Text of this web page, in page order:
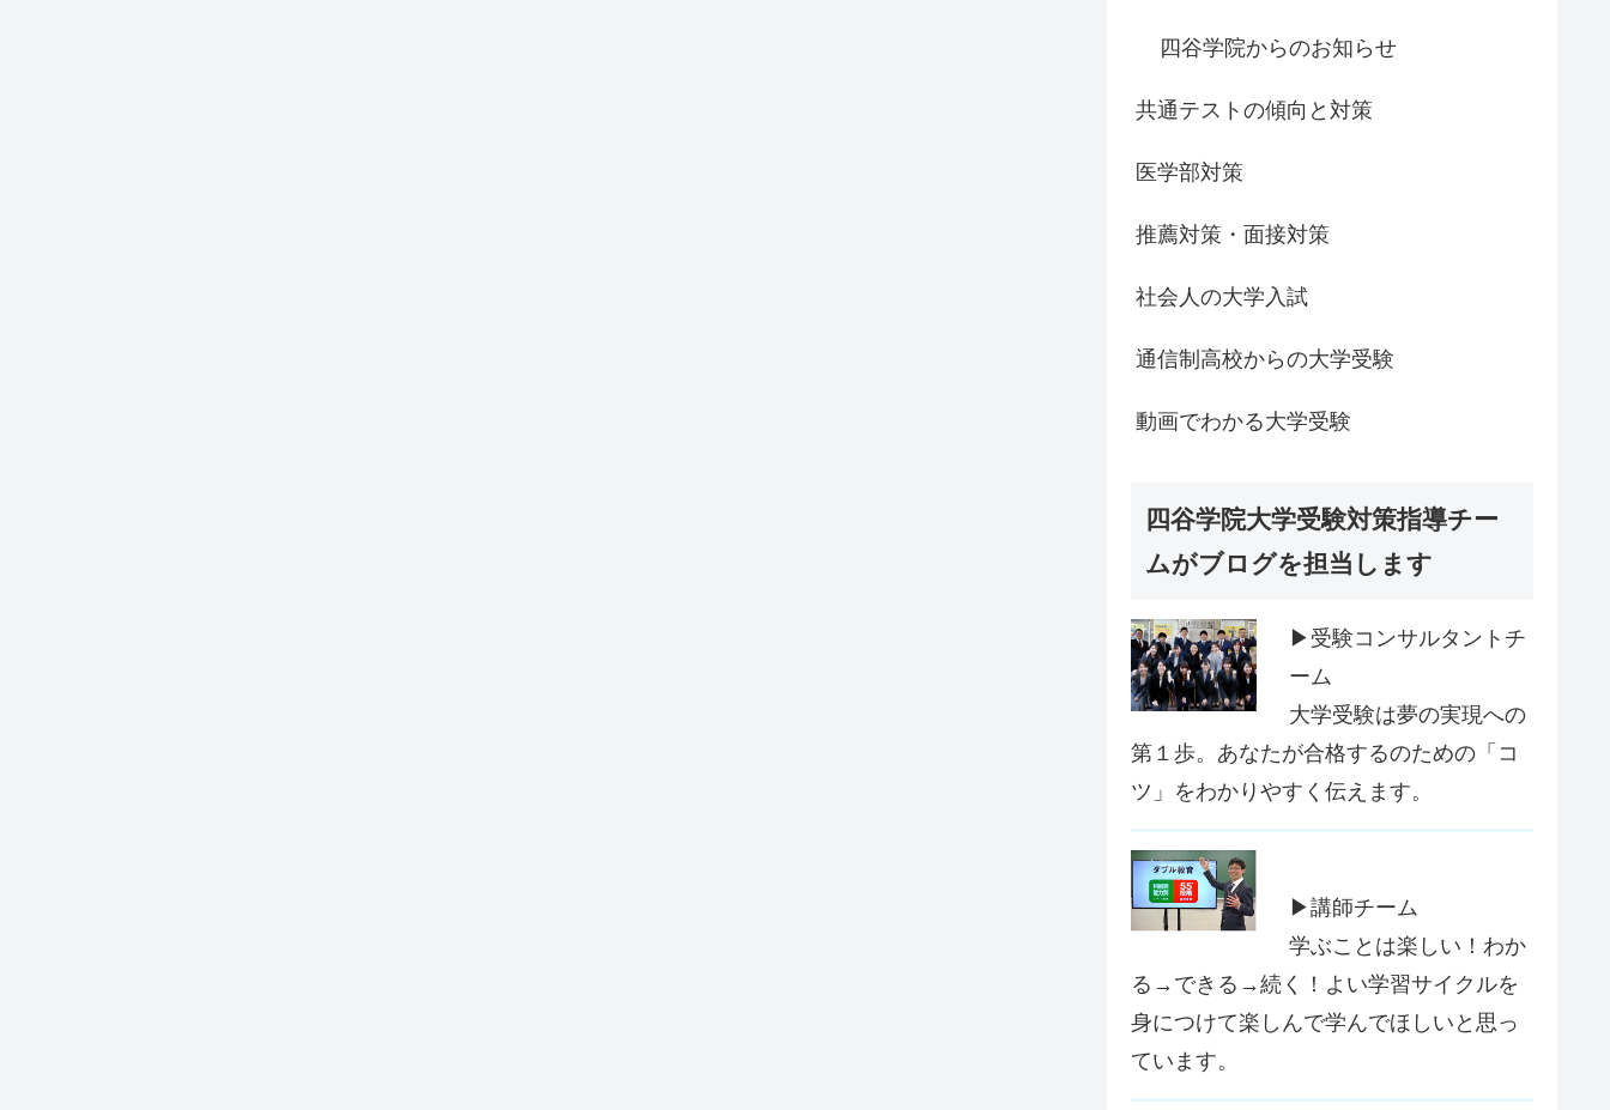
四谷学院からのお知らせ
共通テストの傾向と対策
医学部対策
推薦対策・面接対策
社会人の大学入試
通信制高校からの大学受験
動画でわかる大学受験
四谷学院大学受験対策指導チー
ムがブログを担当します
▶受験コンサルタントチ
ーム
大学受験は夢の実現への
第１歩。あなたが合格するのための「コ
ツ」をわかりやすく伝えます。
▶講師チーム
学ぶことは楽しい！わか
る→できる→続く！よい学習サイクルを
身につけて楽しんで学んでほしいと思っ
ています。